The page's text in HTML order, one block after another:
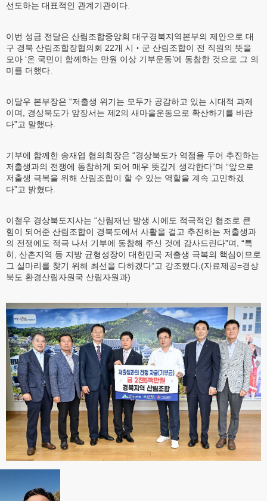
선도하는 대표적인 관계기관이다.
이번 성금 전달은 산림조합중앙회 대구경북지역본부의 제안으로 대
구 경북 산림조합장협의회 22개 시‧군 산림조합이 전 직원의 뜻을
모아 ‘온 국민이 함께하는 만원 이상 기부운동’에 동참한 것으로 그 의
미를 더했다.
이달우 본부장은 “저출생 위기는 모두가 공감하고 있는 시대적 과제
이며, 경상북도가 앞장서는 제2의 새마을운동으로 확산하기를 바란
다”고 말했다.
기부에 함께한 송재엽 협의회장은 “경상북도가 역점을 두어 추진하는
저출생과의 전쟁에 동참하게 되어 매우 뜻깊게 생각한다”며 “앞으로
저출생 극복을 위해 산림조합이 할 수 있는 역할을 계속 고민하겠
다”고 밝혔다.
이철우 경상북도지사는 “산림재난 발생 시에도 적극적인 협조로 큰
힘이 되어준 산림조합이 경북도에서 사활을 걸고 추진하는 저출생과
의 전쟁에도 적극 나서 기부에 동참해 주신 것에 감사드린다”며, “특
히, 산촌지역 등 지방 균형성장이 대한민국 저출생 극복의 핵심이므로
그 실마리를 찾기 위해 최선을 다하겠다”고 강조했다.(자료제공=경상
북도 환경산림자원국 산림자원과)